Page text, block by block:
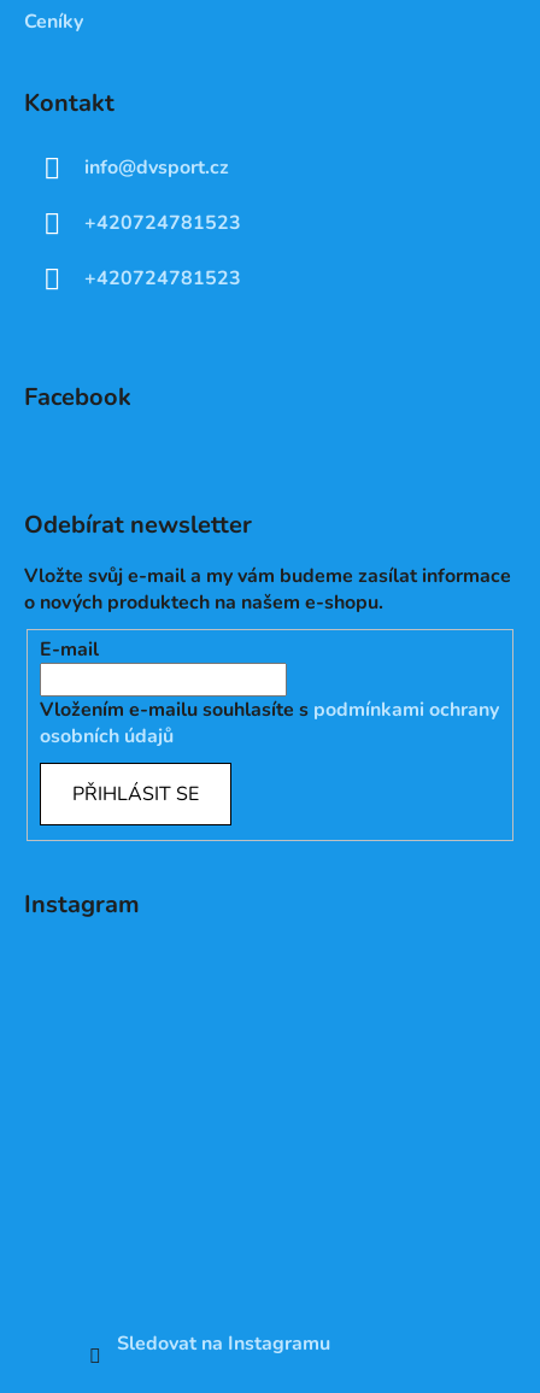
Ceníky
Kontakt
info@dvsport.cz
+420724781523
+420724781523
Facebook
Odebírat newsletter
Vložte svůj e-mail a my vám budeme zasílat informace
o nových produktech na našem e-shopu.
E-mail
Vložením e-mailu souhlasíte s podmínkami ochrany
osobních údajů
PŘIHLÁSIT SE
Instagram
Sledovat na Instagramu